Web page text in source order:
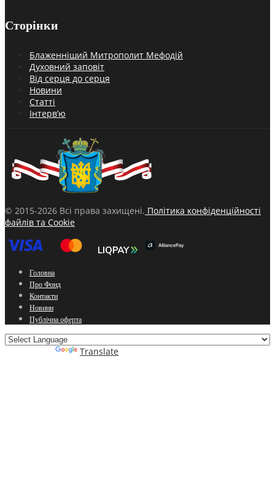
Сторінки
Блаженніший Митрополит Мефодій
Духовний заповіт
Від серця до серця
Новини
Статті
Інтерв’ю
© 2015-2026 Всі права захищені. Політика конфіденційності
файлів та Cookie
Головна
Про Фонд
Контакти
Новини
Публічна оферта
Translate